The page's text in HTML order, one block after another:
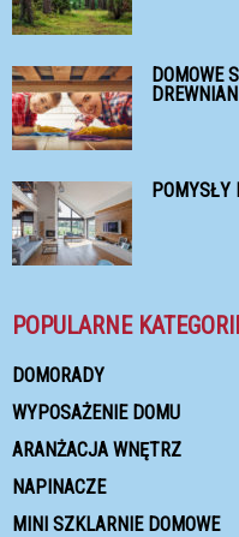
DOMOWE
POMYSŁY
POPULARNE
DOMORADY
WYPOSAŻENIE DOMU
ARANŻACJA WNĘTRZ
NAPINACZE
MINI SZKLARNIE DOMOWE